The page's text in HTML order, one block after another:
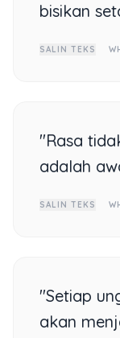
bisikan
SALIN TEKS
"Rasa
adalah
SALIN TEKS
"Setiap
akan